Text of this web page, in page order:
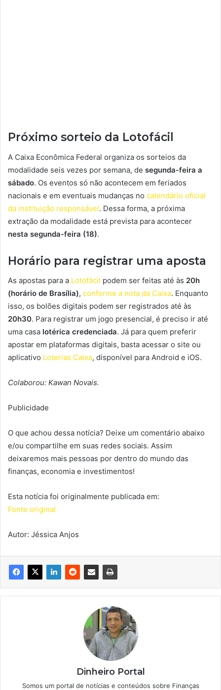
Próximo sorteio da Lotofácil
A Caixa Econômica Federal organiza os sorteios da
modalidade seis vezes por semana, de segunda-feira a
sábado. Os eventos só não acontecem em feriados
nacionais e em eventuais mudanças no calendário oficial
da instituição responsável. Dessa forma, a próxima
extração da modalidade está prevista para acontecer
nesta segunda-feira (18).
Horário para registrar uma aposta
As apostas para a Lotofácil podem ser feitas até às 20h
(horário de Brasília), conforme a nota da Caixa. Enquanto
isso, os bolões digitais podem ser registrados até às
20h30. Para registrar um jogo presencial, é preciso ir até
uma casa lotérica credenciada. Já para quem preferir
apostar em plataformas digitais, basta acessar o site ou
aplicativo Loterias Caixa, disponível para Android e iOS.
Colaborou: Kawan Novais.
Publicidade
O que achou dessa notícia? Deixe um comentário abaixo
e/ou compartilhe em suas redes sociais. Assim
deixaremos mais pessoas por dentro do mundo das
finanças, economia e investimentos!
Esta notícia foi originalmente publicada em:
Fonte original
Autor: Jéssica Anjos
Dinheiro Portal
Somos um portal de notícias e conteúdos sobre Finanças